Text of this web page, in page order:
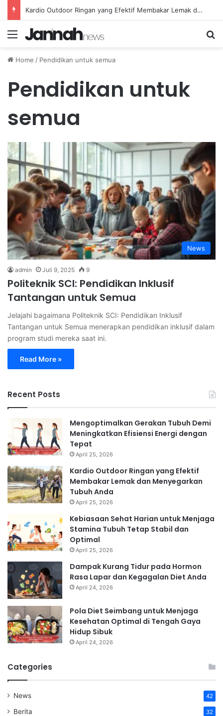
Kardio Outdoor Ringan yang Efektif Membakar Lemak dan Menyegarkan Tubuh Anda
Menu
Home / Pendidikan untuk semua
Pendidikan untuk
semua
News
admin Juli 9, 2025 9
Politeknik SCI: Pendidikan Inklusif
Tantangan untuk Semua
Jelajahi bagaimana Politeknik SCI: Pendidikan Inklusif
Tantangan untuk Semua menerapkan pendidikan inklusif dalam
program studi mereka saat ini.
Read More »
Recent Posts
Mengoptimalkan Gerakan Tubuh Demi
Meningkatkan Efisiensi Energi dengan
Tepat
April 25, 2026
Kardio Outdoor Ringan yang Efektif
Membakar Lemak dan Menyegarkan
Tubuh Anda
April 25, 2026
Kebiasaan Sehat Harian untuk Menjaga
Stamina Tubuh Tetap Stabil dan
Optimal
April 25, 2026
Dampak Kurang Tidur pada Hormon
Rasa Lapar dan Kegagalan Diet Anda
April 24, 2026
Pola Diet Seimbang untuk Menjaga
Kesehatan Optimal di Tengah Gaya
Hidup Sibuk
April 24, 2026
Categories
News 42
Berita 32